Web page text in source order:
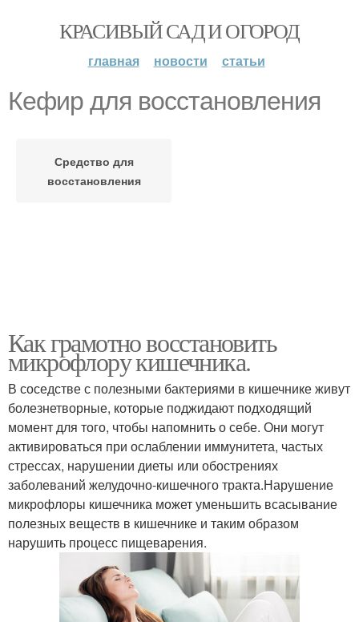
КРАСИВЫЙ САД И ОГОРОД
главная новости статьи
Кефир для восстановления
Средство для
восстановления
Как грамотно восстановить
микрофлору кишечника.
В соседстве с полезными бактериями в кишечнике живут
болезнетворные, которые поджидают подходящий
момент для того, чтобы напомнить о себе. Они могут
активироваться при ослаблении иммунитета, частых
стрессах, нарушении диеты или обострениях
заболеваний желудочно-кишечного тракта.Нарушение
микрофлоры кишечника может уменьшить всасывание
полезных веществ в кишечнике и таким образом
нарушить процесс пищеварения.